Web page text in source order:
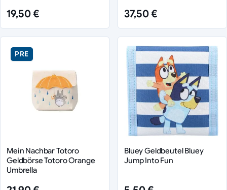
19,50 € 37,50 €
PRE
Mein Nachbar Totoro
Geldbörse Totoro Orange
Umbrella
Bluey Geldbeutel Bluey
Jump Into Fun